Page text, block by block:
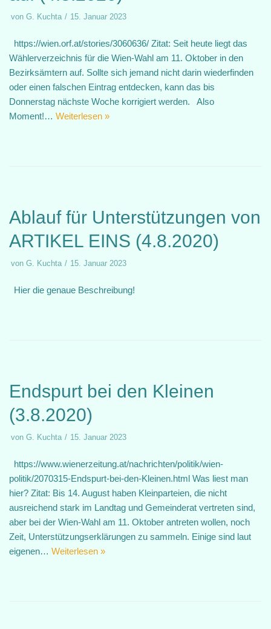
von G. Kuchta 15. Januar 2023
https://wien.orf.at/stories/3060636/ Zitat: Seit heute liegt das
Wählerverzeichnis für die Wien-Wahl am 11. Oktober in den
Bezirksämtern auf. Sollte sich jemand nicht darin wiederfinden
oder einen falschen Eintrag entdecken, kann das bis
Donnerstag nächste Woche korrigiert werden. Also
Moment!… Weiterlesen »
Ablauf für Unterstützungen von
ARTIKEL EINS (4.8.2020)
von G. Kuchta 15. Januar 2023
Hier die genaue Beschreibung!
Endspurt bei den Kleinen
(3.8.2020)
von G. Kuchta 15. Januar 2023
https://www.wienerzeitung.at/nachrichten/politik/wien-
politik/2070315-Endspurt-bei-den-Kleinen.html Was liest man
hier? Zitat: Bis 14. August haben Kleinparteien, die nicht
ausreichend stark im Landtag und Gemeinderat vertreten sind,
aber bei der Wien-Wahl am 11. Oktober antreten wollen, noch
Zeit, Unterstützungserklärungen zu sammeln. Einige sind laut
eigenen… Weiterlesen »